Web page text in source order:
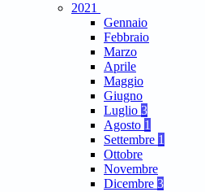
2021
Gennaio
Febbraio
Marzo
Aprile
Maggio
Giugno
Luglio 3
Agosto 1
Settembre 1
Ottobre
Novembre
Dicembre 3